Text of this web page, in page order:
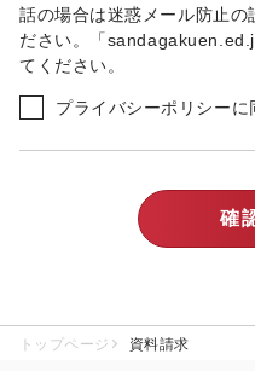
話の場合は迷惑メール防止の
ださい。「
てください。
プライバシーポリシーに
トップページ 資料請求